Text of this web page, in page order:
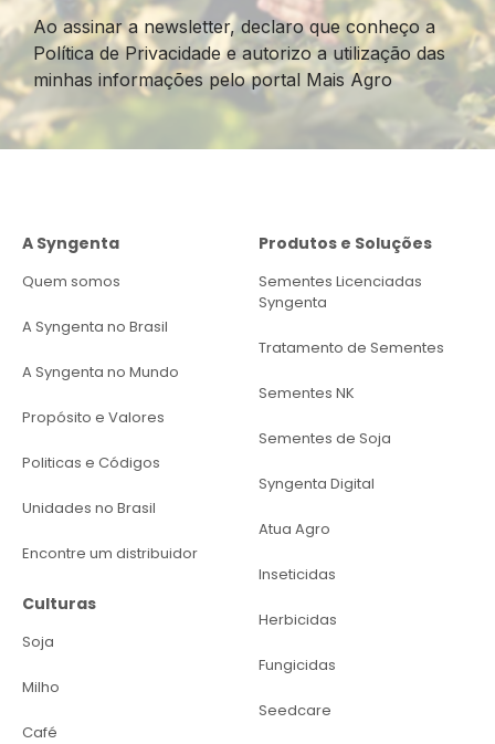
Ao assinar a newsletter, declaro que conheço a
Política de Privacidade e autorizo a utilização das
minhas informações pelo portal Mais Agro
A Syngenta
Quem somos
A Syngenta no Brasil
A Syngenta no Mundo
Propósito e Valores
Politicas e Códigos
Unidades no Brasil
Encontre um distribuidor
Culturas
Soja
Milho
Café
Produtos e Soluções
Sementes Licenciadas
Syngenta
Tratamento de Sementes
Sementes NK
Sementes de Soja
Syngenta Digital
Atua Agro
Inseticidas
Herbicidas
Fungicidas
Seedcare